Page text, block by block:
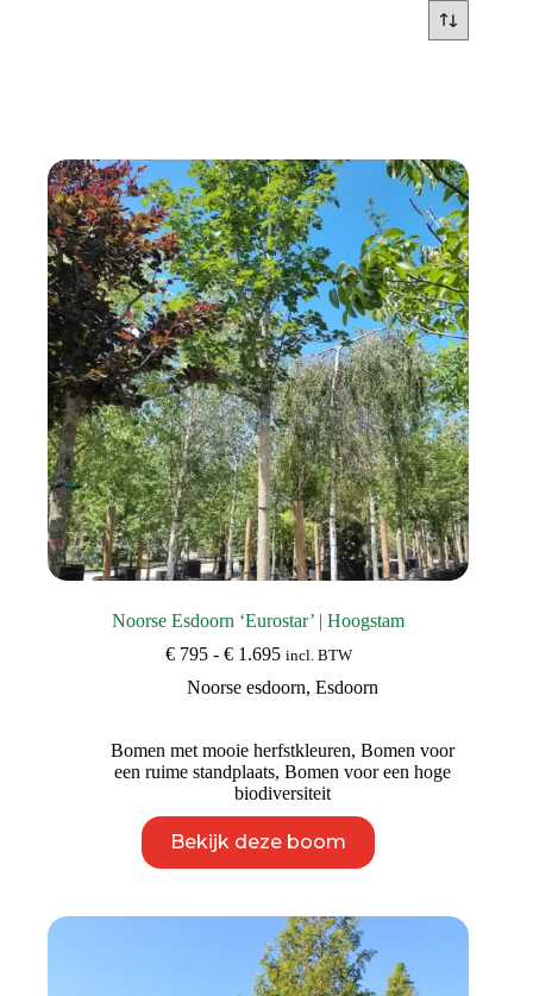
Noorse Esdoorn ‘Eurostar’ | Hoogstam
€795 - €1.695Prijsklasse:
tot
incl. BTW
Noorse esdoorn, Esdoorn
Bomen met mooie herfstkleuren, Bomen voor
een ruime standplaats, Bomen voor een hoge
biodiversiteit
Bekijk deze boom
product
heeft
Deze
optie
kan